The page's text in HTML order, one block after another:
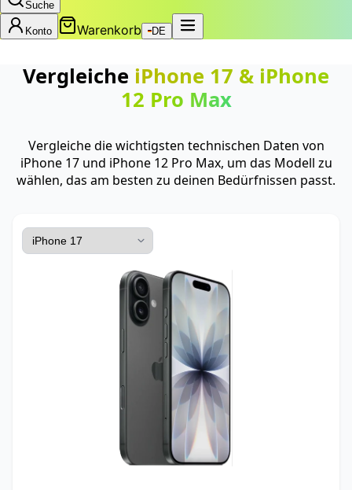
Suche
Konto Warenkorb DE
Vergleiche iPhone 17 & iPhone
12 Pro Max
Vergleiche die wichtigsten technischen Daten von
iPhone 17 und iPhone 12 Pro Max, um das Modell zu
wählen, das am besten zu deinen Bedürfnissen passt.